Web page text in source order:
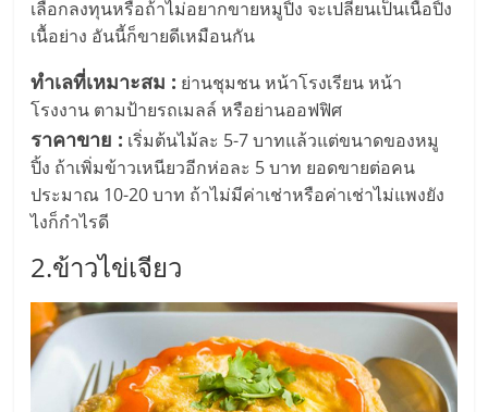
แฟ
รน
ไชส์
แฟ
รน
ไชส์
ขาย
เลือกลงทุนหรือถ้าไม่อยากขายหมูปิ้ง จะเปลี่ยนเป็นเนื้อปิ้ง
เนื้อย่าง อันนี้ก็ขายดีเหมือนกัน
ทำเลที่เหมาะสม : ย่านชุมชน หน้าโรงเรียน หน้า
โรงงาน ตามป้ายรถเมลล์ หรือย่านออฟฟิศ
ราคาขาย : เริ่มต้นไม้ละ 5-7 บาทแล้วแต่ขนาดของหมู
ปิ้ง ถ้าเพิ่มข้าวเหนียวอีกห่อละ 5 บาท ยอดขายต่อคน
ประมาณ 10-20 บาท ถ้าไม่มีค่าเช่าหรือค่าเช่าไม่แพงยัง
ไงก็กำไรดี
2.ข้าวไข่เจียว